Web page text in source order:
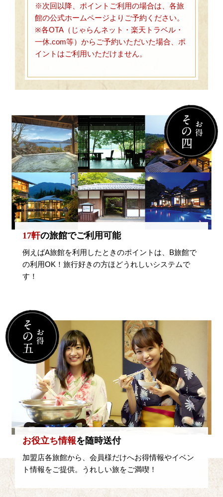
※次回以降、ポイントご利用の場合は、各旅
館の公式ホームページよりご予約ください。
※各OTA（じゃらんネット・楽天トラベル・
一休.com等）からご予約いただいた場合、ポ
イントはご利用いただけません。
17軒の旅館でご利用可能
例えばA旅館を利用したときのポイントは、B旅館で
の利用OK！旅行好きの方ほどうれしいシステムで
す！
お役立ち情報を随時送付
加盟店各旅館から、会員様だけへお得情報やイベン
ト情報をご提供。うれしい旅をご満喫！